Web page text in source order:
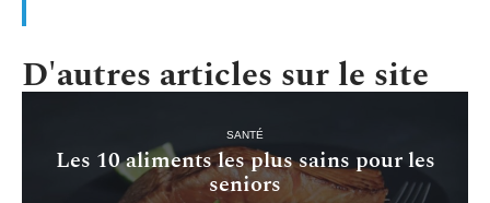
D'autres articles sur le site
SANTÉ
Les 10 aliments les plus sains pour les
seniors